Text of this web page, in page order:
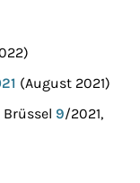
(August 2021)
9/2021,